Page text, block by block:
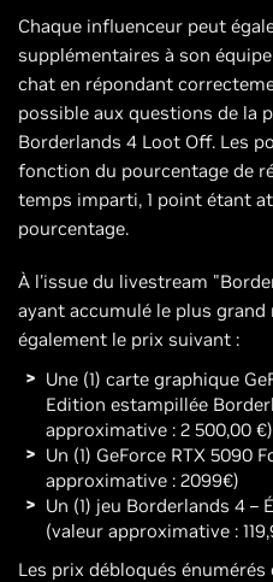
Chaque influenceur peut
supplémentaires à son
chat en répondant
possible aux questions de la
Borderlands 4 Loot Off. Les
fonction du pourcentage de
temps imparti, 1 point étant
pourcentage.
À l'issue du livestream
ayant accumulé le plus
également le prix suivant :
Une (1) carte graphique
Edition estampillée
approximative : 2 500,00
Un (1) GeForce RTX 5090
approximative : 2099€)
Un (1) jeu Borderlands 4 –
(valeur approximative :
Les prix débloqués